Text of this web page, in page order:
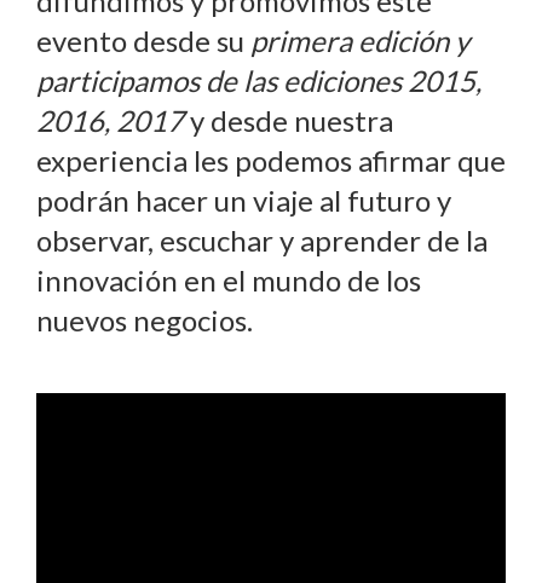
evento desde su primera edición y
participamos de las ediciones 2015,
2016, 2017y desde nuestra
experiencia les podemos afirmar que
podrán hacer un viaje al futuro y
observar, escuchar y aprender de la
innovación en el mundo de los
nuevos negocios.